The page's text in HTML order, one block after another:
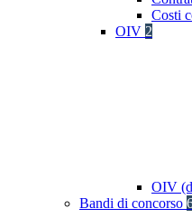
Costi
OIV 2
OIV
Bandi di concorso